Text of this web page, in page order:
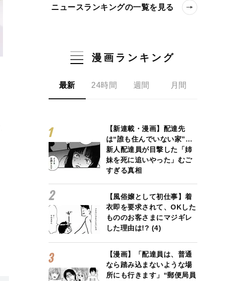
ニュースランキングの一覧を見る
漫画ランキング
最新 24時間 週間 月間
【新連載・漫画】配達先
は“誰も住んでいない家”…
新人配達員が目撃した「姉
妹を死に追いやった」むご
すぎる真相
【風俗嬢として初仕事】着
衣即を要求されて、OKした
もののお客さまにマジギレ
した理由は!? (4)
【漫画】「配達員は、普通
なら踏み込まないような場
所にも行きます」“郵便局員